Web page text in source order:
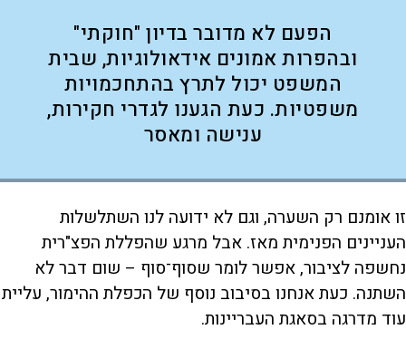
הפעם לא מדובר בדיון "חוקתי"
ובהפרות אמונים אידאולוגיות, שבית
המשפט יכול לתרץ בהתחכמויות
משפטיות. כעת הגענו לגדרי חקירות,
ענישה ומאסר
זו אומנם רק השערה, וגם לא ידועה לנו השתלשלות
העניינים הפנימית מאז. אבל מרגע שהפללת הפצ"רית
נחשפה לציבור, אפשר לומר שסוף־סוף – שום דבר לא
השתנה. כעת אנחנו בסיבוב נוסף של הכפלת ההימור, עליית
עוד מדרגה בסאגת העבריינות.